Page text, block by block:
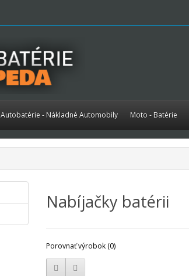
Autobatérie - Nákladné Automobily Moto - Batérie
Nabíjačky batérii
Porovnať výrobok (0)